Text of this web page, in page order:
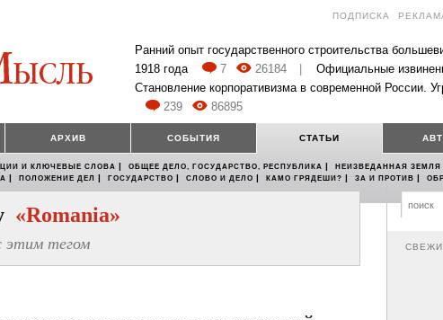
ПОДПИСКА
Ранний опыт государственного строительства
1918 года
7 26184 Официальные
Становление корпоративизма в современной России.
239
86895
АРХИВ СОБЫТИЯ СТАТЬИ
И КЛЮЧЕВЫЕ СЛОВА | ОБЩЕЕ ДЕЛО, ГОСУДАРСТВО, РЕСПУБЛИКА | НЕИЗВЕДАННАЯ ЗЕМЛЯ
| ПОЛОЖЕНИЕ ДЕЛ | ГОСУДАРСТВО | СЛОВО И ДЕЛО | КАМО ГРЯДЕШИ? | ЗА И ПРОТИВ |
«Romania»
этим тегом